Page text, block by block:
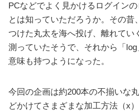
PCなどでよく見かけるログイン
とは知っていただろうか。その昔
つけた丸太を海へ投げ、離れてい
測っていたそうで、それから「
意味も持つようになった。
今回の企画は約200本の不揃いな
どかけてさまざまな加工方法（x